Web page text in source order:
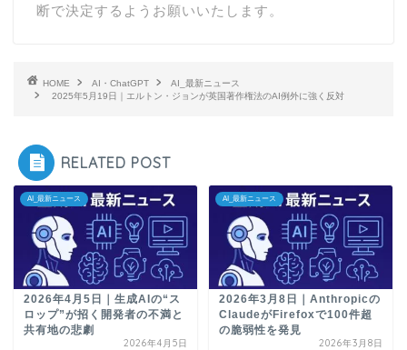
断で決定するようお願いいたします。
HOME AI・ChatGPT
AI_最新ニュース
2025年5月19日｜エルトン・ジョンが英国著作権法のAI例外に強く反対
RELATED POST
AI_最新ニュース
2026年4月5日｜生成AIの“ス
ロップ”が招く開発者の不満と
共有地の悲劇
2026年4月5日
AI_最新ニュース
2026年3月8日｜Anthropicの
ClaudeがFirefoxで100件超
の脆弱性を発見
2026年3月8日